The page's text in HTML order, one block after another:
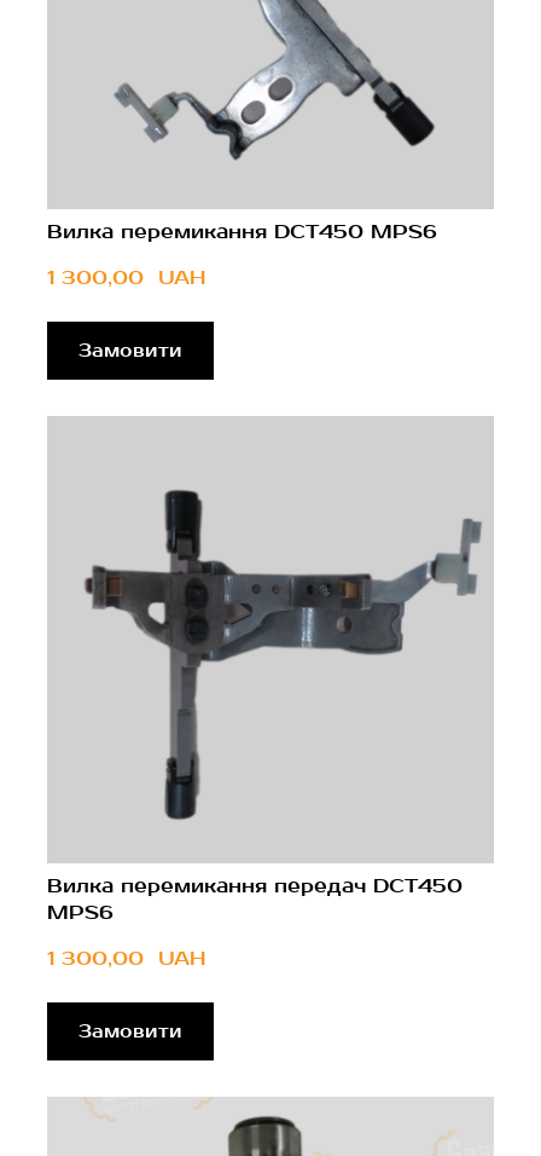
Вилка перемикання DCT450 MPS6
1 300,00  UAH
Замовити
Вилка перемикання передач DCT450
MPS6
1 300,00  UAH
Замовити